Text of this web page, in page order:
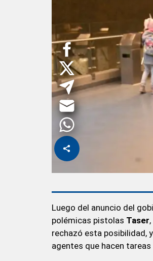
Luego del anuncio del
polémicas pistolas Taser
rechazó esta posibilidad,
agentes que hacen